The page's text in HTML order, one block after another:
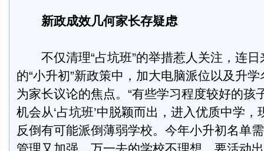
新政成效几何家长存疑虑
不仅清理“占坑班”的举措惹人关注，连日
的“小升初”新政策中，加大电脑派位以及升
为家长议论的焦点。“有些学习程度较好的孩
机会从‘占坑班’中脱颖而出，进入优质中学
反倒有可能派倒薄弱学校。今年小升初名单